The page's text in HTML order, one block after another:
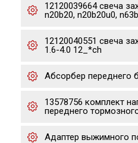
12120039664 свеча
n20b20, n20b20u0,
12120040551 свеча
1.6-4.0 12_*ch
Абсорбер переднего
13578756 комплект
переднего
Адаптер выжимного